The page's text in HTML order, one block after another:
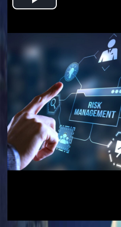
Play
Video